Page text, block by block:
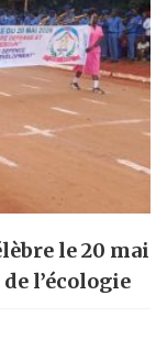
le 20 mai
l’écologie